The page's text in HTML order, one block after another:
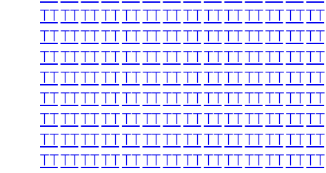
TTTTTTTTTTTTTTTTTTTTTTTTTTTT
TTTTTTTTTTTTTTTTTTTTTTTTTTTT
TTTTTTTTTTTTTTTTTTTTTTTTTTTT
TTTTTTTTTTTTTTTTTTTTTTTTTTTT
TTTTTTTTTTTTTTTTTTTTTTTTTTTT
TTTTTTTTTTTTTTTTTTTTTTTTTTTT
TTTTTTTTTTTTTTTTTTTTTTTTTTTT
TTTTTTTTTTTTTTTTTTTTTTTTTTTT